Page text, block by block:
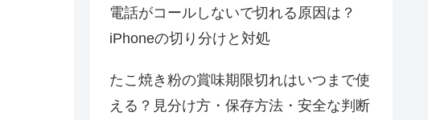
電話がコールしないで切れる原因は？
iPhoneの切り分けと対処
たこ焼き粉の賞味期限切れはいつまで使
える？見分け方・保存方法・安全な判断